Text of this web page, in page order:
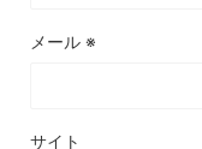
メール ※
サイト